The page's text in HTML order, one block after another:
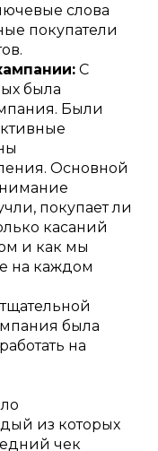
слова
покупатели
С
была
Были
Основной
покупает ли
касаний
и как мы
на каждом
была
на
из которых
чек